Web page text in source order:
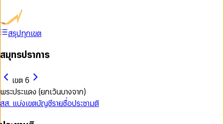
สรุปทุกเขต
สมุทรปราการ
เขต 6
พระประแดง (ยกเว้นบางจาก)
สส. แบ่งเขตบัญชีรายชื่อประชามติ